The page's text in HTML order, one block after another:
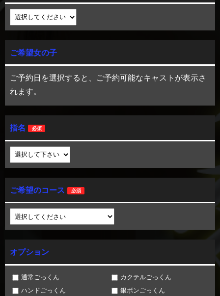
ご希望女の子
ご予約日を選択すると、ご予約可能なキャストが表示さ
れます。
指名 必須
ご希望のコース 必須
オプション
通常ごっくん
カクテルごっくん
ハンドごっくん
銀ボンごっくん